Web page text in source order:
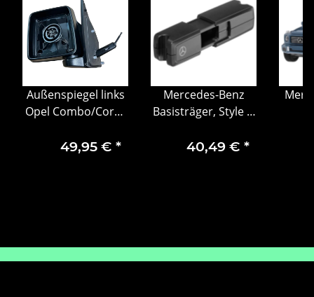
Außenspiegel links
Opel Combo/Corsa
49,95 € *
Mercedes-Benz
Basisträger, Style &
40,49 € *